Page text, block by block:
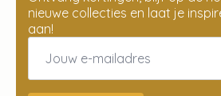
nieuwe collecties en laat je
aan!
Email